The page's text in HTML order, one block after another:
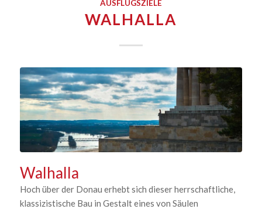
AUSFLUGSZIELE
WALHALLA
Walhalla
Hoch über der Donau erhebt sich dieser herrschaftliche,
klassizistische Bau in Gestalt eines von Säulen